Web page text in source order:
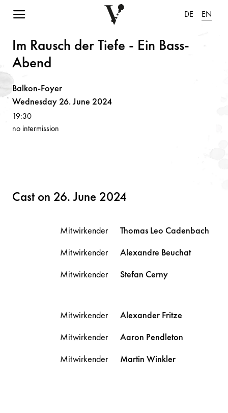
Navigation einblenden DE EN
Cast on 26. June 2024
Mitwirkender Thomas Leo Cadenbach
Mitwirkender
Alexandre Beuchat
Mitwirkender
Stefan Cerny
Mitwirkender Alexander Fritze
Mitwirkender
Aaron Pendleton
Mitwirkender
Martin Winkler
Im Rausch der Tiefe - Ein Bass-
Abend
Balkon-Foyer
Wednesday 26. June 2024
19:30
no intermission